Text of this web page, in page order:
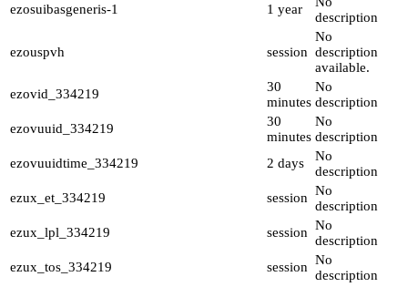
ezosuibasgeneris-1
1 year
description
ezouspvh session
No
description
available.
ezovid_334219
30
minutes
No
description
ezovuuid_334219
30
minutes
No
description
ezovuuidtime_334219
2 days
No
description
ezux_et_334219
session No
description
ezux_lpl_334219
session No
description
ezux_tos_334219
session No
description